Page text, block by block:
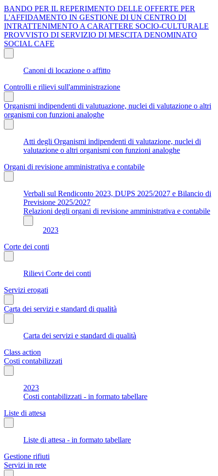
BANDO PER IL REPERIMENTO DELLE OFFERTE PER
L'AFFIDAMENTO IN GESTIONE DI UN CENTRO DI
INTRATTENIMENTO A CARATTERE SOCIO-CULTURALE
PROVVISTO DI SERVIZIO DI MESCITA DENOMINATO
SOCIAL CAFE
Canoni di locazione o affitto
Controlli e rilievi sull'amministrazione
Organismi indipendenti di valutuazione, nuclei di valutazione o altri
organismi con funzioni analoghe
Atti degli Organismi indipendenti di valutazione, nuclei di
valutazione o altri organismi con funzioni analoghe
Organi di revisione amministrativa e contabile
Verbali sul Rendiconto 2023, DUPS 2025/2027 e Bilancio di
Previsione 2025/2027
Relazioni degli organi di revisione amministrativa e contabile
2023
Corte dei conti
Rilievi Corte dei conti
Servizi erogati
Carta dei servizi e standard di qualità
Carta dei servizi e standard di qualità
Class action
Costi contabilizzati
2023
Costi contabilizzati - in formato tabellare
Liste di attesa
Liste di attesa - in formato tabellare
Gestione rifiuti
Servizi in rete